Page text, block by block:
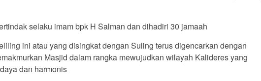
selaku imam bpk H Salman dan dihadiri 30 jamaah
ini atau yang disingkat dengan Suling terus digencarkan dengan
Masjid dalam rangka mewujudkan wilayah Kalideres yang
dan harmonis